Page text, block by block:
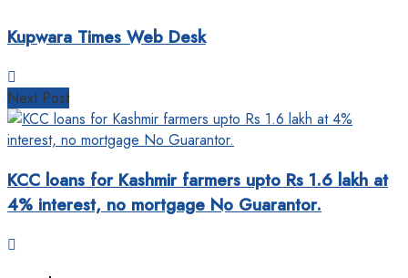
Kupwara Times Web Desk
Next Post
KCC loans for Kashmir farmers upto Rs 1.6 lakh at
4% interest, no mortgage No Guarantor.